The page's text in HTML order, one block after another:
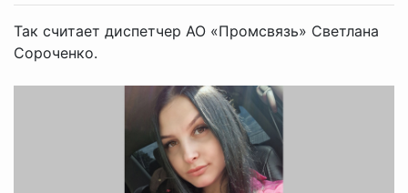
Так считает диспетчер АО «Промсвязь» Светлана
Сороченко.